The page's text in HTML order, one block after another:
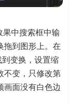
中搜索框中输
拖到图形上。在
到变换，设置缩
不变，只修改第
画面没有白色边